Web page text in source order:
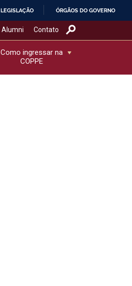
LEGISLAÇÃO ÓRGÃOS DO GOVERNO
Alumni Contato
Como ingressar na
COPPE